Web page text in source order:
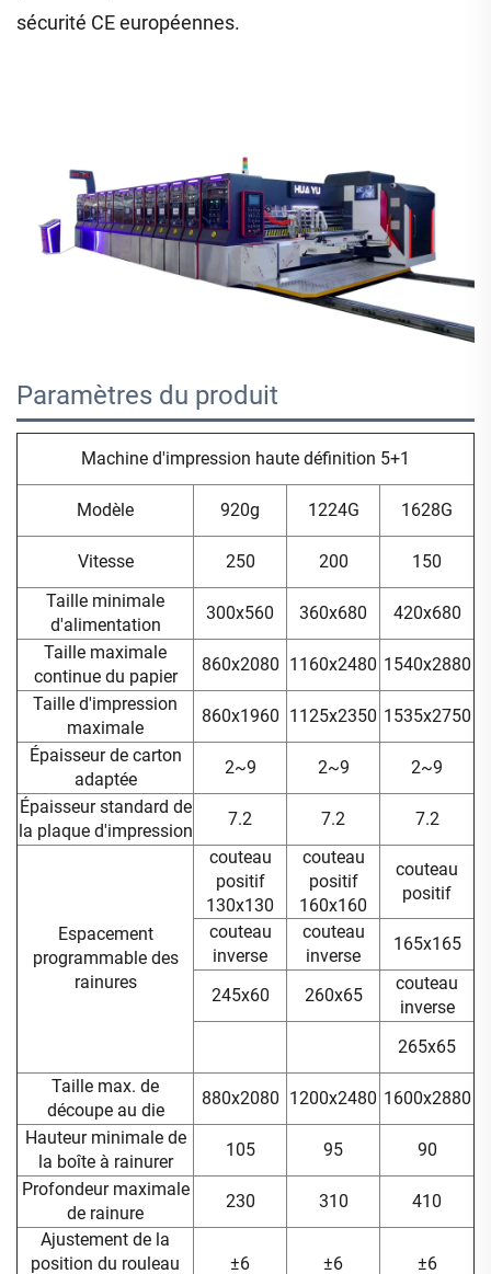
sécurité CE européennes.
Paramètres du produit
Machine d'impression haute définition 5+1
Modèle 920g 1224G 1628G
Vitesse 250 200
150
Taille minimale
d'alimentation
300x560 360x680
420x680
Taille maximale
continue du papier
860x2080 1160x2480 1540x2880
Taille d'impression
maximale
860x1960 1125x2350 1535x2750
Épaisseur de carton
adaptée
2~9 2~9
2~9
Épaisseur standard de
la plaque d'impression
7.2 7.2 7.2
Espacement
programmable des
rainures
couteau
positif
130x130
couteau
positif
160x160
couteau
positif
couteau
inverse
couteau
inverse
165x165
245x60 260x65
couteau
inverse
265x65
Taille max. de
découpe au die
880x2080 1200x2480 1600x2880
Hauteur minimale de
la boîte à rainurer
105 95
90
Profondeur maximale
de rainure
230 310
410
Ajustement de la
position du rouleau
±6 ±6 ±6